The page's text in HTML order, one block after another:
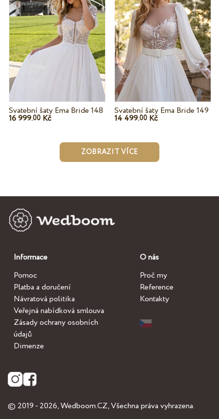
Svatební šaty Ema Bride 148
16 999.00Kč
Svatební šaty Ema Bride 149
14 499.00 Kč
ZOBRAZIT VÍCE
Informace
Pomoc
Platba a doručení
Návratová politika
Veřejná nabídková smlouva
Zásady ochrany osobních
údajů
Dimenze
O nás
Proč my
Reference
Kontakty
© 2019 - 2026,Wedboom.CZ, Všechna práva vyhrazena.